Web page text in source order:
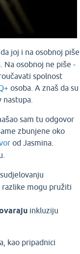
joj i na osobnoj piše
Na osobnoj ne piše -
spolnost
osoba. A znaš da su
sam tu odgovor
zbunjene oko
od Jasmina.
sudjelovanju
mogu pružiti
inkluziju
kao pripadnici